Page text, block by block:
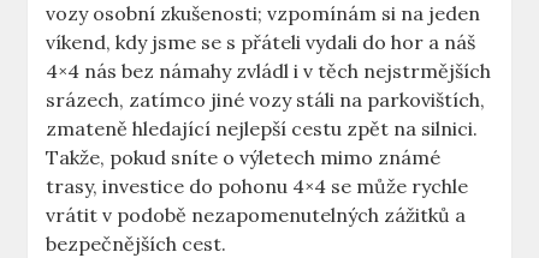
vozy osobní zkušenosti; vzpomínám si na jeden
víkend, kdy jsme se s přáteli vydali do hor a náš
4×4 nás bez námahy zvládl i v těch nejstrmějších
srázech, zatímco jiné vozy stáli na parkovištích,
zmateně hledající nejlepší cestu zpět na silnici.
Takže, pokud sníte o výletech mimo známé
trasy, investice do pohonu 4×4 se může rychle
vrátit v podobě nezapomenutelných zážitků a
bezpečnějších cest.